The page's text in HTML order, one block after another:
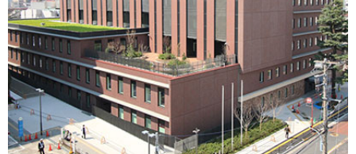
北海道大学 2024.10.18
医療機器実習プログラム（全6回）開催のお知らせ
大阪医療センター 2024.09.26